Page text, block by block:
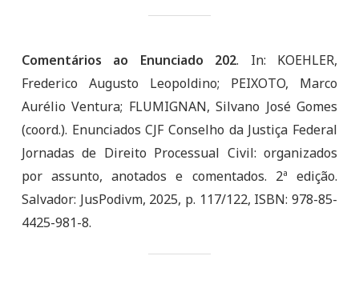
Comentários ao Enunciado 202. In: KOEHLER,
Frederico Augusto Leopoldino; PEIXOTO, Marco
Aurélio Ventura; FLUMIGNAN, Silvano José Gomes
(coord.). Enunciados CJF Conselho da Justiça Federal
Jornadas de Direito Processual Civil: organizados
por assunto, anotados e comentados. 2ª edição.
Salvador: JusPodivm, 2025, p. 117/122, ISBN: 978-85-
4425-981-8.